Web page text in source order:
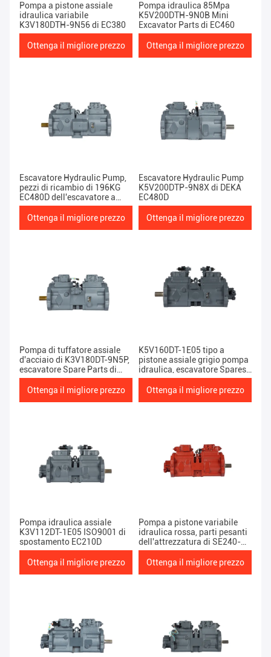
Pompa a pistone assiale
idraulica variabile
K3V180DTH-9N56 di EC380
Ottenga il migliore prezzo
Pompa idraulica 85Mpa
K5V200DTH-9N0B Mini
Excavator Parts di EC460
Ottenga il migliore prezzo
Escavatore Hydraulic Pump,
pezzi di ricambio di 196KG
EC480D dell'escavatore a
cucchiaia rovescia di
K5V200DTH-9N2Y
Ottenga il migliore prezzo
Escavatore Hydraulic Pump
K5V200DTP-9N8X di DEKA
EC480D
Ottenga il migliore prezzo
Pompa di tuffatore assiale
d'acciaio di K3V180DT-9N5P,
escavatore Spare Parts di
EC380
Ottenga il migliore prezzo
K5V160DT-1E05 tipo a
pistone assiale grigio pompa
idraulica, escavatore Spares
di EC300D
Ottenga il migliore prezzo
Pompa idraulica assiale
K3V112DT-1E05 ISO9001 di
spostamento EC210D
Ottenga il migliore prezzo
Pompa a pistone variabile
idraulica rossa, parti pesanti
dell'attrezzatura di SE240-
3/EC240B
Ottenga il migliore prezzo